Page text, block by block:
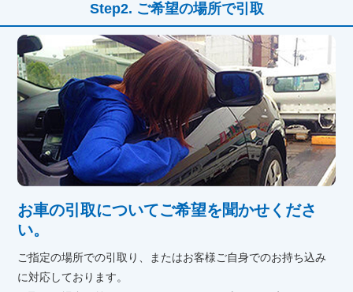
ご希望の場所で引取
お車の引取についてご希望を聞かせくださ
い。
ご指定の場所での引取り、またはお客様ご自身でのお持ち込み
に対応しております。